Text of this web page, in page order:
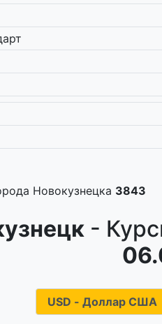
Новокузнецка 3843
-